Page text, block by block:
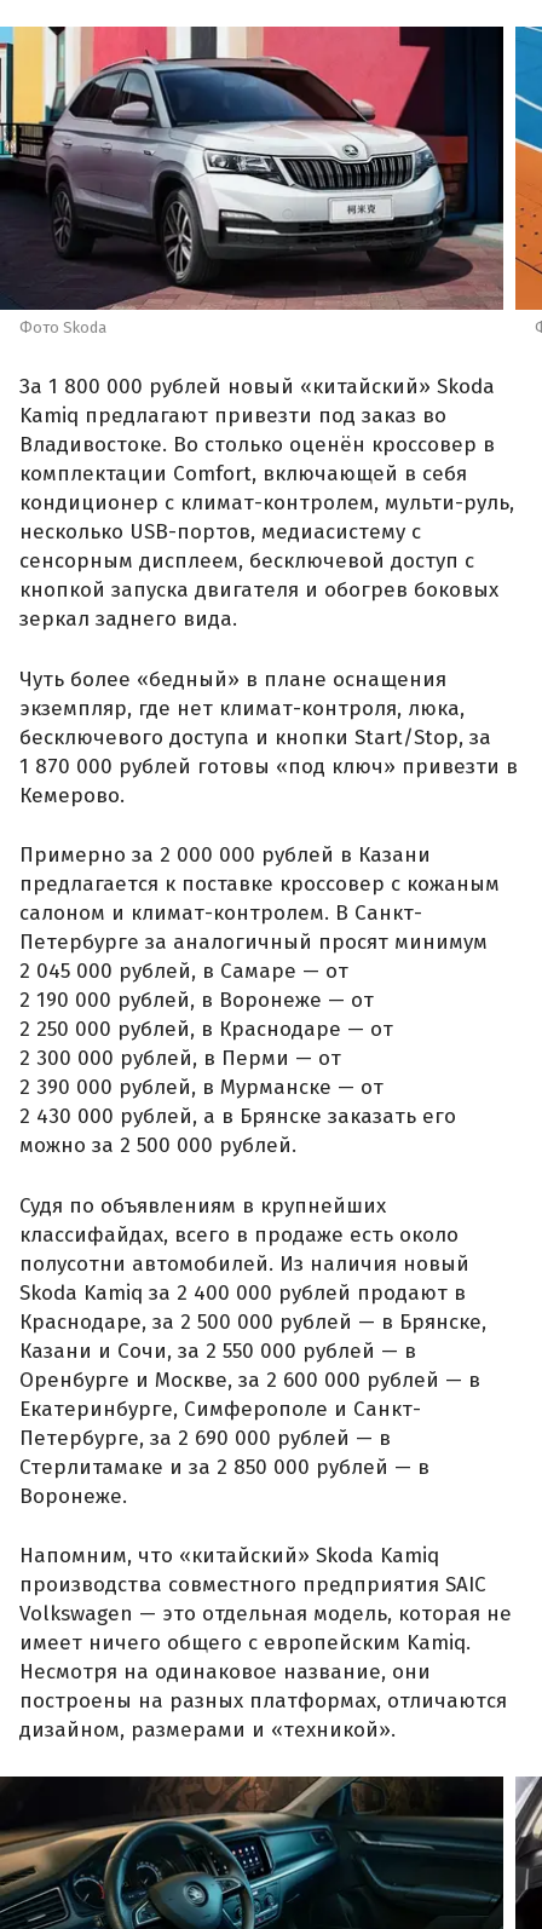
Фото Skoda
За 1 800 000 рублей новый «китайский» Skoda
Kamiq предлагают привезти под заказ во
Владивостоке. Во столько оценён кроссовер в
комплектации Comfort, включающей в себя
кондиционер с климат-контролем, мульти-руль,
несколько USB-портов, медиасистему с
сенсорным дисплеем, бесключевой доступ с
кнопкой запуска двигателя и обогрев боковых
зеркал заднего вида.
Чуть более «бедный» в плане оснащения
экземпляр, где нет климат-контроля, люка,
бесключевого доступа и кнопки Start/Stop, за
1 870 000 рублей готовы «под ключ» привезти в
Кемерово.
Примерно за 2 000 000 рублей в Казани
предлагается к поставке кроссовер с кожаным
салоном и климат-контролем. В Санкт-
Петербурге за аналогичный просят минимум
2 045 000 рублей, в Самаре — от
2 190 000 рублей, в Воронеже — от
2 250 000 рублей, в Краснодаре — от
2 300 000 рублей, в Перми — от
2 390 000 рублей, в Мурманске — от
2 430 000 рублей, а в Брянске заказать его
можно за 2 500 000 рублей.
Судя по объявлениям в крупнейших
классифайдах, всего в продаже есть около
полусотни автомобилей. Из наличия новый
Skoda Kamiq за 2 400 000 рублей продают в
Краснодаре, за 2 500 000 рублей — в Брянске,
Казани и Сочи, за 2 550 000 рублей — в
Оренбурге и Москве, за 2 600 000 рублей — в
Екатеринбурге, Симферополе и Санкт-
Петербурге, за 2 690 000 рублей — в
Стерлитамаке и за 2 850 000 рублей — в
Воронеже.
Напомним, что «китайский» Skoda Kamiq
производства совместного предприятия SAIC
Volkswagen — это отдельная модель, которая не
имеет ничего общего с европейским Kamiq.
Несмотря на одинаковое название, они
построены на разных платформах, отличаются
дизайном, размерами и «техникой».